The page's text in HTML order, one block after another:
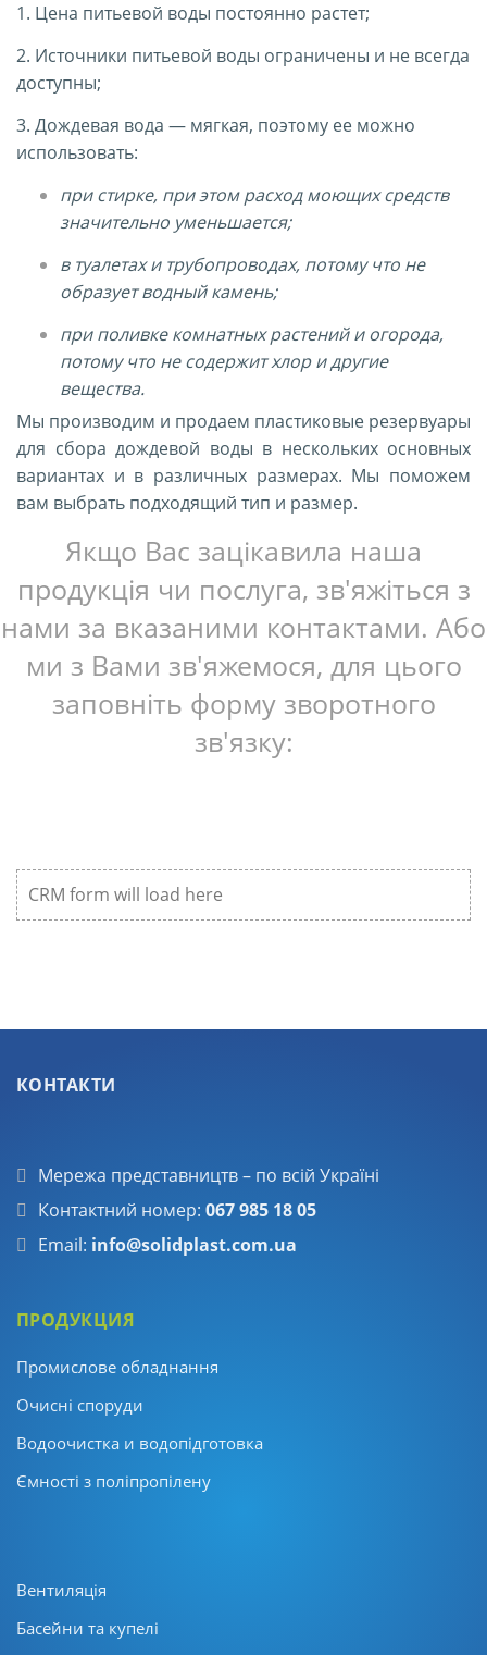
1. Цена питьевой воды постоянно растет;
2. Источники питьевой воды ограничены и не всегда
доступны;
3. Дождевая вода — мягкая, поэтому ее можно
использовать:
при стирке, при этом расход моющих средств
значительно уменьшается;
в туалетах и трубопроводах, потому что не
образует водный камень;
при поливке комнатных растений и огорода,
потому что не содержит хлор и другие
вещества.
Мы производим и продаем пластиковые резервуары
для сбора дождевой воды в нескольких основных
вариантах и в различных размерах. Мы поможем
вам выбрать подходящий тип и размер.
Якщо Вас зацікавила наша
продукція чи послуга, зв'яжіться з
нами за вказаними контактами. Або
ми з Вами зв'яжемося, для цього
заповніть форму зворотного
зв'язку:
CRM form will load here
КОНТАКТИ
Мережа представництв – по всій Україні
Контактний номер: 067 985 18 05
Email: info@solidplast.com.ua
ПРОДУКЦИЯ
Промислове обладнання
Очисні споруди
Водоочистка и водопідготовка
Ємності з поліпропілену
Вентиляція
Басейни та купелі